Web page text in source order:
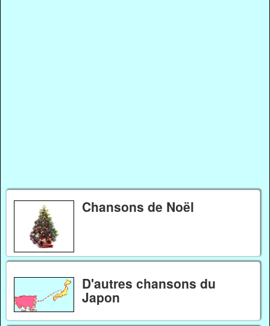
Chansons de Noël
D'autres chansons du
Japon